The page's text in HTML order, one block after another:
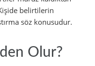
belirtilerin
söz konusudur.
Olur?